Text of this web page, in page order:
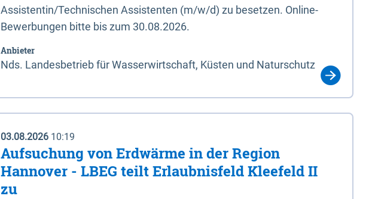
Assistentin/Technischen Assistenten (m/w/d) zu besetzen. Online-
Bewerbungen bitte bis zum 30.08.2026.
Anbieter
Nds. Landesbetrieb für Wasserwirtschaft, Küsten und Naturschutz
03.08.2026 10:19
Aufsuchung von Erdwärme in der Region
Hannover - LBEG teilt Erlaubnisfeld Kleefeld II
zu